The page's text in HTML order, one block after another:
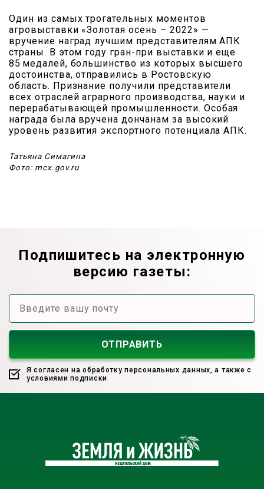
Один из самых трогательных моментов
агровыставки «Золотая осень – 2022» —
вручение наград лучшим представителям АПК
страны. В этом году гран-при выставки и еще
85 медалей, большинство из которых высшего
достоинства, отправились в Ростовскую
область. Признание получили представители
всех отраслей аграрного производства, науки и
перерабатывающей промышленности. Особая
награда была вручена дончанам за высокий
уровень развития экспортного потенциала АПК.
Татьяна Симагина
Фото: mcx.gov.ru
Подпишитесь на электронную
версию газеты:
Я согласен на обработку персональных данных, а также с
условиями подписки